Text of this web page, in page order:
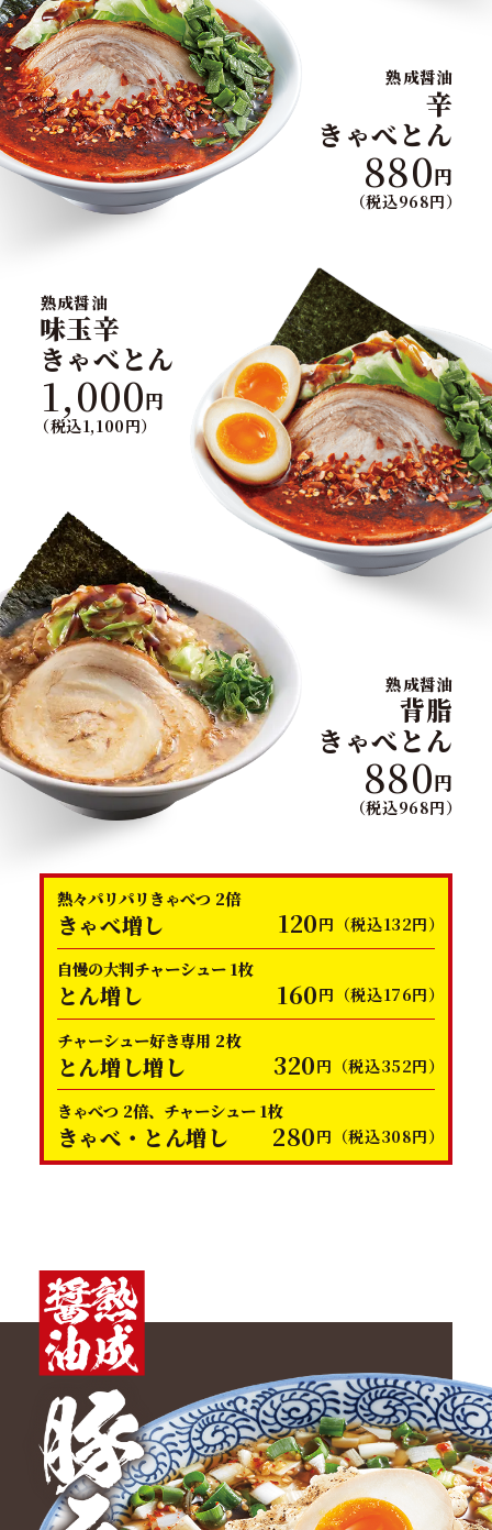
熟成醤油
辛
きゃべとん
880円
（税込968円）
熟成醤油
味玉辛
きゃべとん
1,000円
（税込1,100円）
熟成醤油
背脂
きゃべとん
880円
（税込968円）
熱々パリパリきゃべつ 2倍
きゃべ増し 120円（税込132円）
自慢の大判チャーシュー 1枚
とん増し 160円（税込176円）
チャーシュー好き専用 2枚
とん増し増し 320円（税込352円）
きゃべつ 2倍、チャーシュー 1枚
きゃべ・とん増し 280円（税込308円）